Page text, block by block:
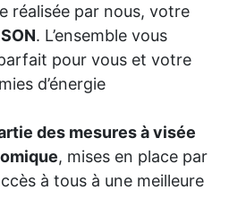
réalisée par nous, votre
. L’ensemble vous
pour vous et votre
d’énergie
des mesures à visée
, mises en place par
à tous à une meilleure